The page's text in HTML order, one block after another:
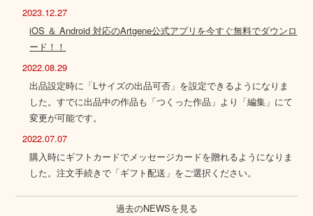
2023.12.27
iOS ＆ Android 対応のArtgene公式アプリを今すぐ無料でダウンロ
ード！！
2022.08.29
出品設定時に「Lサイズの出品可否」を設定できるようになりま
した。すでに出品中の作品も「つくった作品」より「編集」にて
変更が可能です。
2022.07.07
購入時にギフトカードでメッセージカードを贈れるようになりま
した。注文手続きで「ギフト配送」をご選択ください。
過去のNEWSを見る